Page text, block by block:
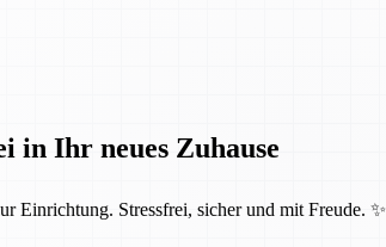
in Ihr neues Zuhause
Einrichtung. Stressfrei, sicher und mit Freude. ✨